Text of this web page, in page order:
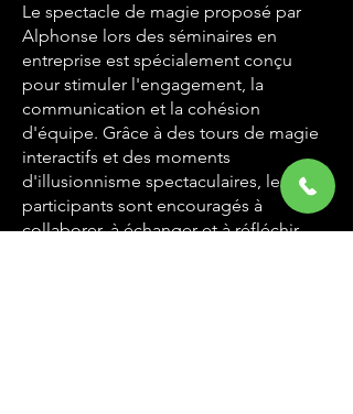
Le spectacle de magie proposé par
Alphonse lors des séminaires en
entreprise est spécialement conçu
pour stimuler l'engagement, la
communication et la cohésion
d'équipe. Grâce à des tours de magie
interactifs et des moments
d'illusionnisme spectaculaires, les
participants sont encouragés à
collaborer, à échanger et à réfléchir